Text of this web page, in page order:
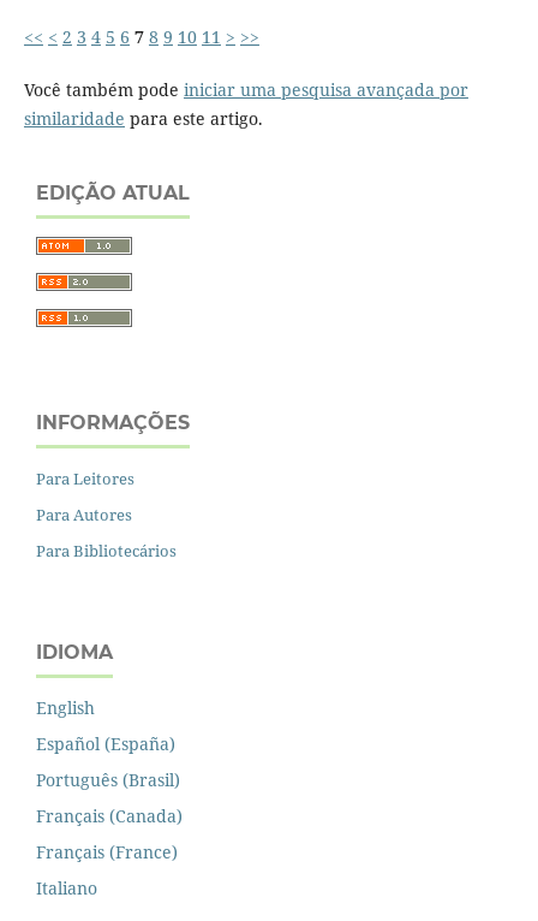
<< < 2 3 4 5 6 7 8 9 10 11 > >>
Você também pode iniciar uma pesquisa avançada por
similaridade para este artigo.
EDIÇÃO ATUAL
INFORMAÇÕES
Para Leitores
Para Autores
Para Bibliotecários
IDIOMA
English
Español (España)
Português (Brasil)
Français (Canada)
Français (France)
Italiano